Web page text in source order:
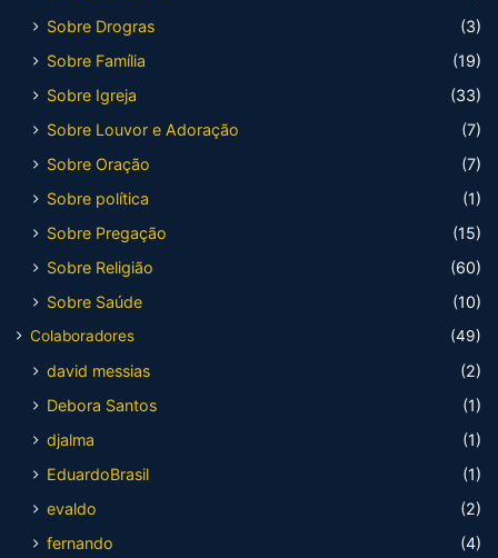
Sobre Drogras
(3)
Sobre Família
(19)
Sobre Igreja
(33)
Sobre Louvor e Adoração
(7)
Sobre Oração
(7)
Sobre política
(1)
Sobre Pregação
(15)
Sobre Religião
(60)
Sobre Saúde
(10)
Colaboradores (49)
david messias
(2)
Debora Santos
(1)
djalma
(1)
EduardoBrasil
(1)
evaldo
(2)
fernando
(4)